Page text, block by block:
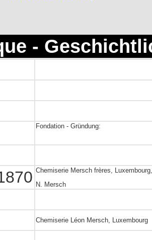
-
Fondation - Gründung:
Chemiserie Mersch frères,
N. Mersch
Chemiserie Léon Mersch, Luxembourg